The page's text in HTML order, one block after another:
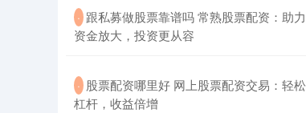
· ​跟私募做股票靠谱吗 常熟股票配资：助力
资金放大，投资更从容
· ​股票配资哪里好 网上股票配资交易：轻松
杠杆，收益倍增